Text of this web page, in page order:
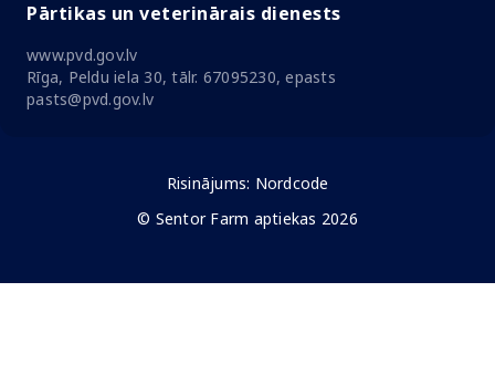
Pārtikas un veterinārais dienests
www.pvd.gov.lv
Rīga, Peldu iela 30, tālr. 67095230, epasts
pasts@pvd.gov.lv
Risinājums: Nordcode
© Sentor Farm aptiekas 2026